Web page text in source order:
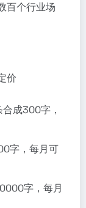
百个行业场
价
成300字，
字，每月可
字，每月